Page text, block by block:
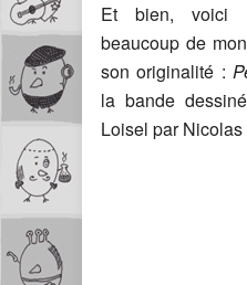
Et bien, voici
beaucoup de
son originalité :
la bande
Loisel par